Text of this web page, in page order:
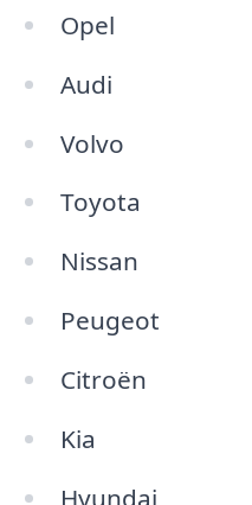
Opel
Audi
Volvo
Toyota
Nissan
Peugeot
Citroën
Kia
Hyundai